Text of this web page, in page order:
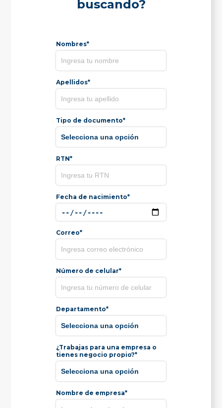
buscando?
Nombres*
Apellidos*
Tipo de documento*
RTN*
Fecha de nacimiento*
Correo*
Número de celular*
Departamento*
¿Trabajas para una empresa o
tienes negocio propio?*
Nombre de empresa*